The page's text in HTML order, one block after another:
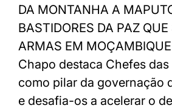
DA MONTANHA A
BASTIDORES DA PAZ
ARMAS EM MOÇAMBIQUE
Chapo destaca Chefes
como pilar da governação
e desafia-os a acelerar o